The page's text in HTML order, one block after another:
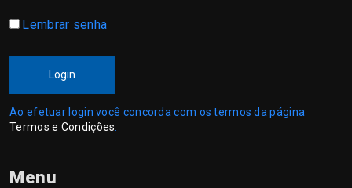
Lembrar senha
Login
Ao efetuar login você concorda com os termos da página
Termos e Condições
Menu